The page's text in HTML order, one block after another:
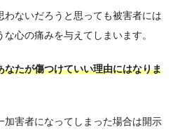
わないだろうと思っても被害者には
心の痛みを与えてしまいます。
なたが傷つけていい理由にはなりま
加害者になってしまった場合は開示